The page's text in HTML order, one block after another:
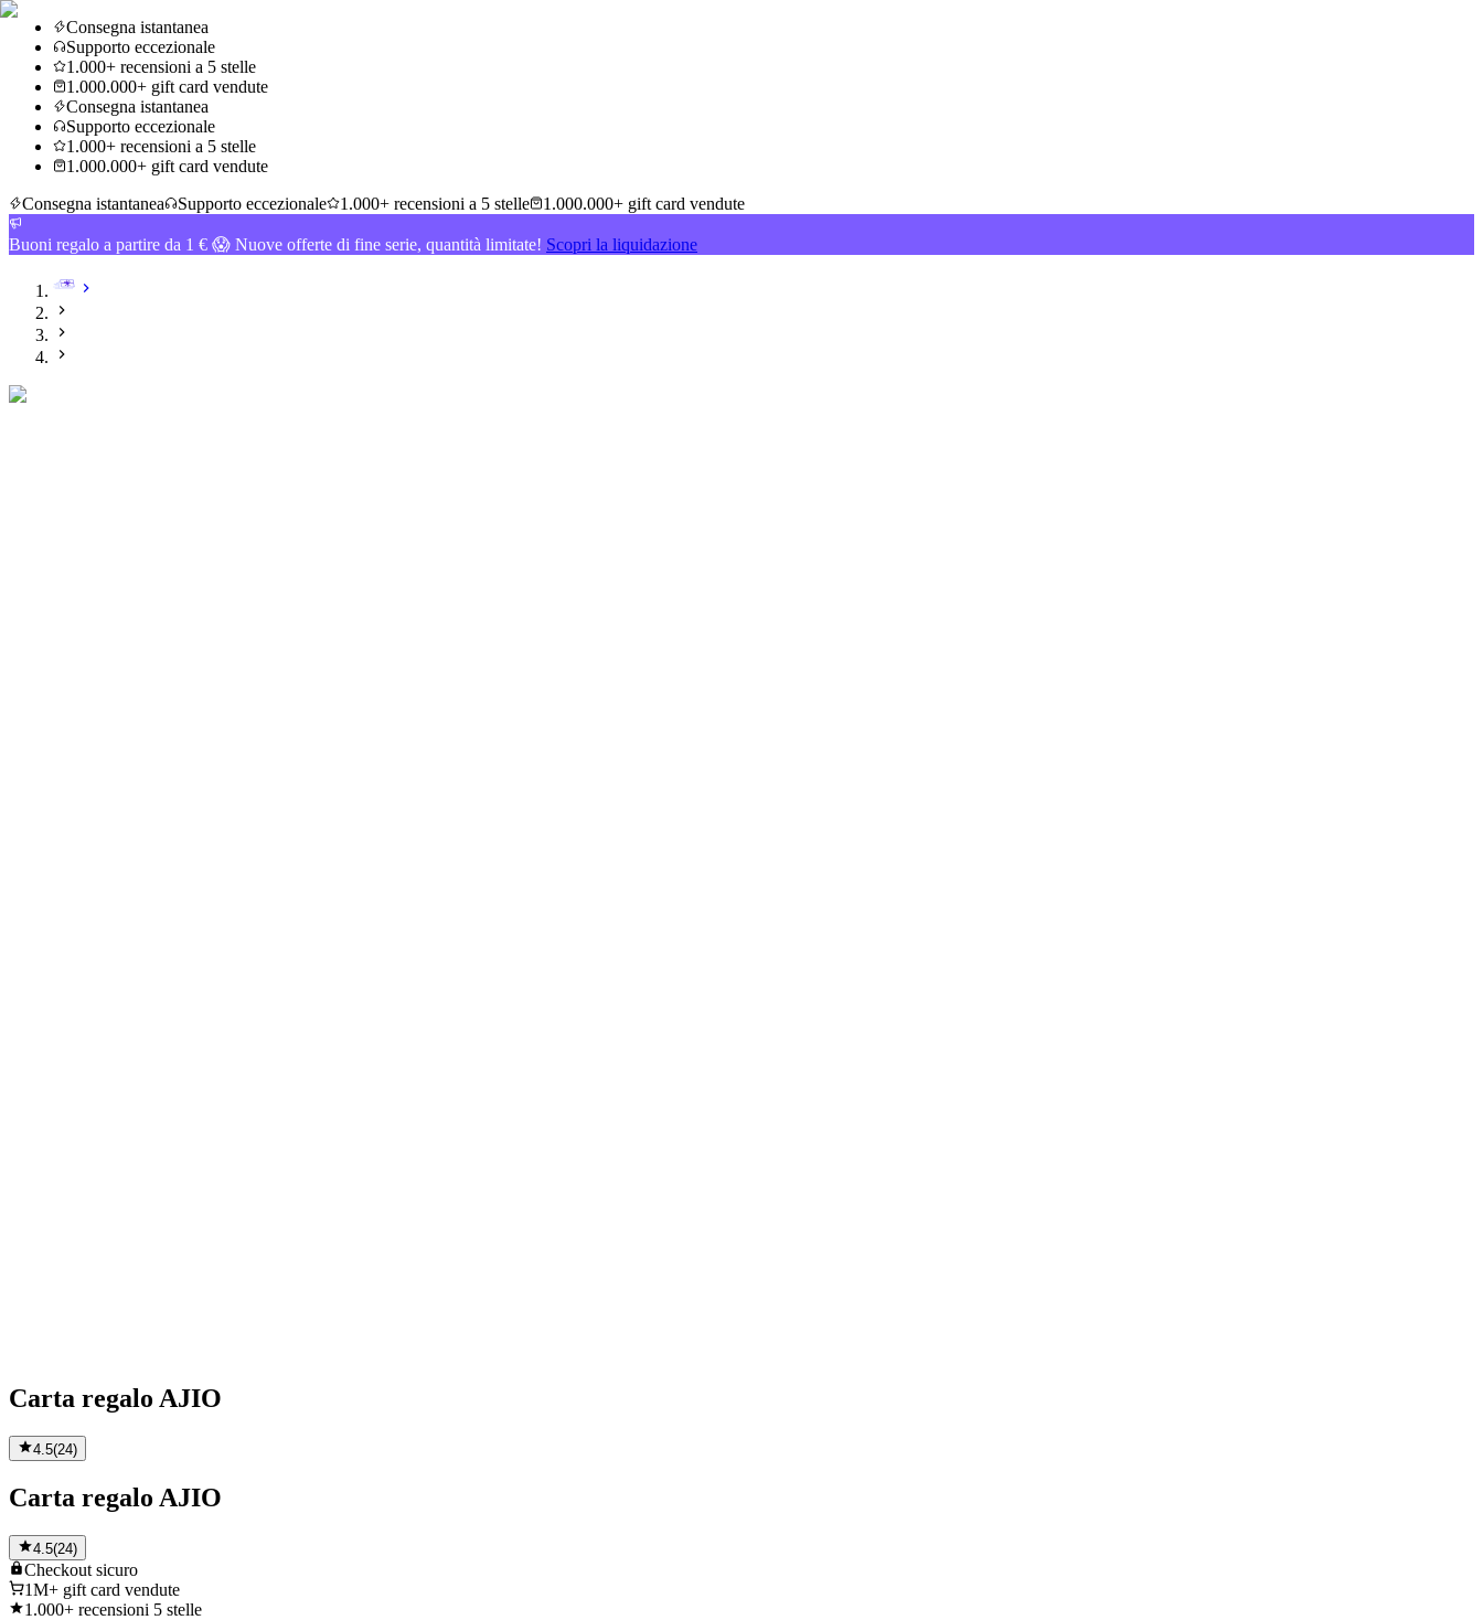
Consegna istantanea
Supporto eccezionale
1.000+ recensioni a 5 stelle
1.000.000+ gift card vendute
Consegna istantanea
Supporto eccezionale
1.000+ recensioni a 5 stelle
1.000.000+ gift card vendute
Consegna istantanea
Supporto eccezionale 1.000+ recensioni a 5 stelle 1.000.000+ gift card vendute
Buoni regalo a partire da 1 € 😱 Nuove offerte di fine serie, quantità limitate! Scopri la liquidazione
Carta regalo AJIO
4.5(24)
Carta regalo AJIO
4.5(24)
Checkout sicuro
1M+ gift card vendute
1.000+ recensioni 5 stelle